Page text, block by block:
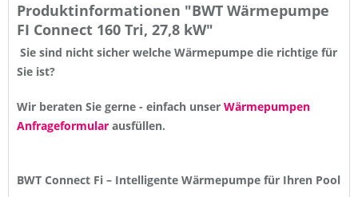
Produktinformationen "BWT Wärmepumpe
FI Connect 160 Tri, 27,8 kW"
Sie sind nicht sicher welche Wärmepumpe die richtige für
Sie ist?
Wir beraten Sie gerne - einfach unser Wärmepumpen
Anfrageformular ausfüllen.
BWT Connect Fi – Intelligente Wärmepumpe für Ihren Pool